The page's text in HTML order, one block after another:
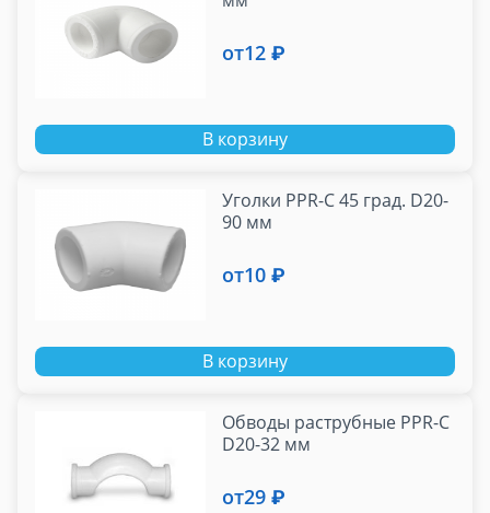
от12 ₽
В корзину
Уголки PPR-C 45 град. D20-
90 мм
от10 ₽
В корзину
Обводы раструбные PPR-C
D20-32 мм
от29 ₽